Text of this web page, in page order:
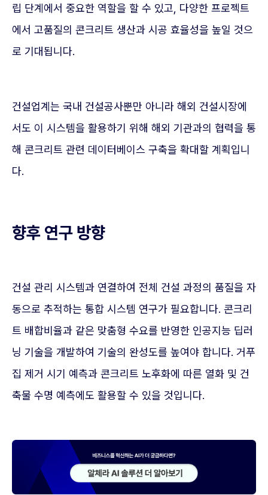
립 단계에서 중요한 역할을 할 수 있고, 다양한 프로젝트
에서 고품질의 콘크리트 생산과 시공 효율성을 높일 것으
로 기대됩니다.
건설업계는 국내 건설공사뿐만 아니라 해외 건설시장에
서도 이 시스템을 활용하기 위해 해외 기관과의 협력을 통
해 콘크리트 관련 데이터베이스 구축을 확대할 계획입니
다.
향후 연구 방향
건설 관리 시스템과 연결하여 전체 건설 과정의 품질을 자
동으로 추적하는 통합 시스템 연구가 필요합니다. 콘크리
트 배합비율과 같은 맞춤형 수요를 반영한 인공지능 딥러
닝 기술을 개발하여 기술의 완성도를 높여야 합니다. 거푸
집 제거 시기 예측과 콘크리트 노후화에 따른 열화 및 건
축물 수명 예측에도 활용할 수 있을 것입니다.